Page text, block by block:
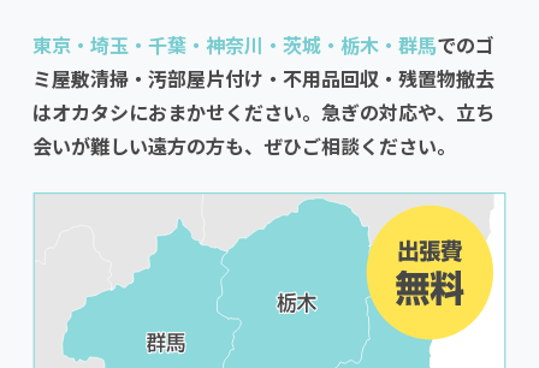
東京・埼玉・千葉・神奈川・茨城・栃木・群馬でのゴ
ミ屋敷清掃・汚部屋片付け・不用品回収・残置物撤去
はオカタシにおまかせください。急ぎの対応や、立ち
会いが難しい遠方の方も、ぜひご相談ください。